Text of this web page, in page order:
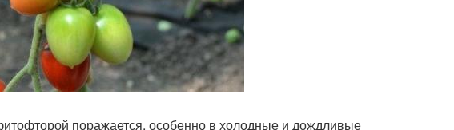
поражается, особенно в холодные и дождливые